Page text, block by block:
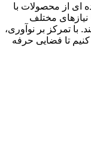
ای از محصولات با
مختلف
با تمرکز بر نوآوری،
تا فضایی حرفه